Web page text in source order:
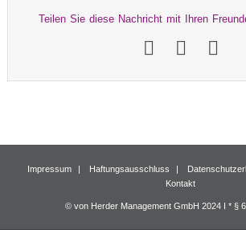
Teilen Sie diese Nachricht mit Ihren
Impressum Haftungsausschluss
Kontakt
© von Herder Management GmbH 2024 I * §